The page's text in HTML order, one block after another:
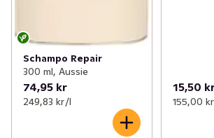
Schampo Repair
300 ml, Aussie
74,95 kr
249,83 kr /l
15,50
155,00